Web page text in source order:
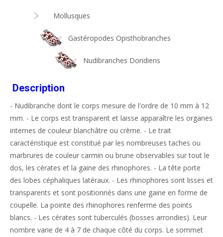
Mollusques
Gastéropodes Opisthobranches
Nudibranches Doridiens
Description
- Nudibranche dont le corps mesure de l'ordre de 10 mm à 12
mm. - Le corps est transparent et laisse apparaître les organes
internes de couleur blanchâtre ou crème. - Le trait
caractéristique est constitué par les nombreuses taches ou
marbrures de couleur carmin ou brune observables sur tout le
dos, les cérates et la gaine des rhinophores. - La tête porte
des lobes céphaliques latéraux. - Les rhinophores sont lisses et
transparents et sont positionnés dans une gaine en forme de
coupelle. La pointe des rhinophores renferme des points
blancs. - Les cérates sont tuberculés (bosses arrondies). Leur
nombre varie de 4 à 7 de chaque côté du corps. Le sommet